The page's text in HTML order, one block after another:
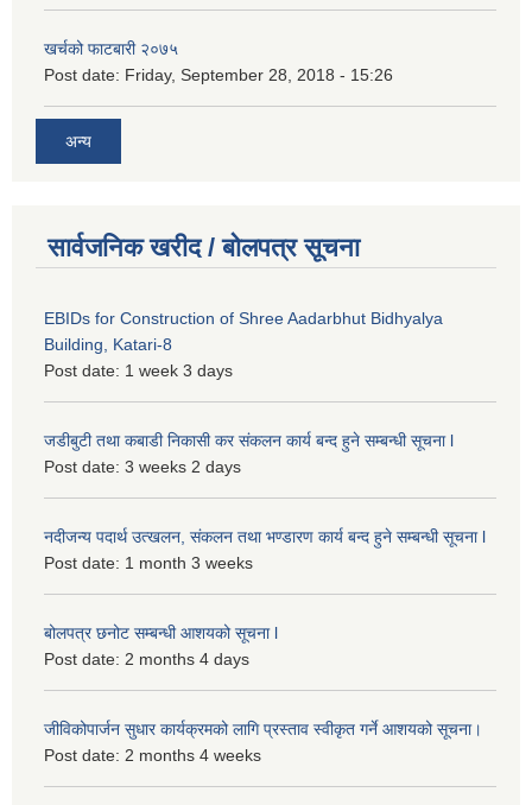
खर्चको फाटबारी २०७५
Post date: Friday, September 28, 2018 - 15:26
अन्य
सार्वजनिक खरीद / बोलपत्र सूचना
EBIDs for Construction of Shree Aadarbhut Bidhyalya
Building, Katari-8
Post date: 1 week 3 days
जडीबुटी तथा कबाडी निकासी कर संकलन कार्य बन्द हुने सम्बन्धी सूचना l
Post date: 3 weeks 2 days
नदीजन्य पदार्थ उत्खलन, संकलन तथा भण्डारण कार्य बन्द हुने सम्बन्धी सूचना l
Post date: 1 month 3 weeks
बोलपत्र छनोट सम्बन्धी आशयको सूचना l
Post date: 2 months 4 days
जीविकोपार्जन सुधार कार्यक्रमको लागि प्रस्ताव स्वीकृत गर्ने आशयको सूचना।
Post date: 2 months 4 weeks